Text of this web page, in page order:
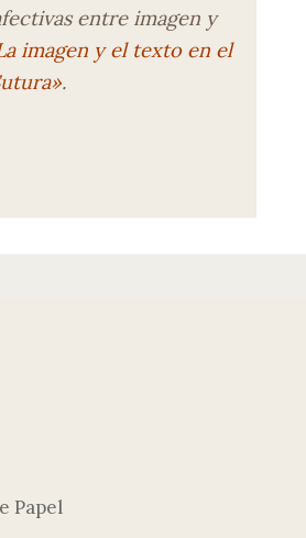
entre imagen y
imagen y el texto en el
.
Papel